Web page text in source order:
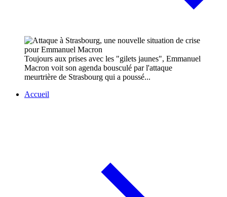
Toujours aux prises avec les "gilets jaunes", Emmanuel
Macron voit son agenda bousculé par l'attaque
meurtrière de Strasbourg qui a poussé...
Accueil